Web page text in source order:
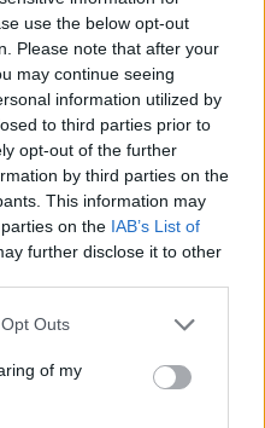
use the below opt-out
Please note that after your
may continue seeing
information utilized by
to third parties prior to
opt-out of the further
by third parties on the
This information may
on the IAB’s List of
further disclose it to other
uses one or more Google
You may click to
and its third-party tags to
purposes in below Google
Outs
of my